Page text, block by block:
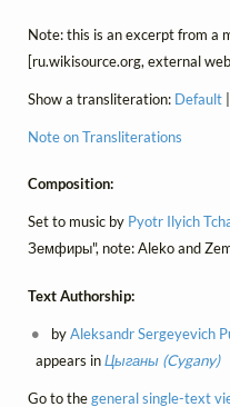
Note: this is an excerpt from a
[ru.wikisource.org, external
Show a transliteration: Default
Note on Transliterations
Composition:
Set to music by Pyotr Ilyich
Земфиры", note: Aleko and
Text Authorship:
byAleksandr Sergeyevich
appears inЦыганы (Cygany)
Go to thegeneral single-text